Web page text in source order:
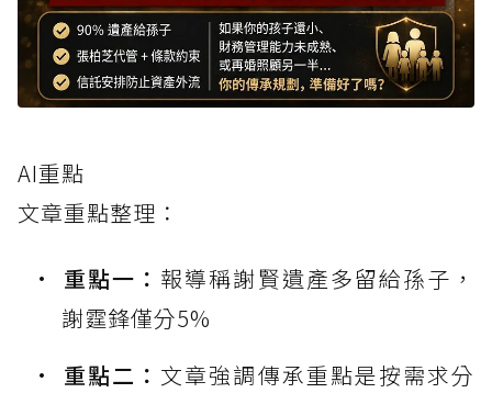
AI重點
文章重點整理：
重點一： 報導稱謝賢遺產多留給孫子，
謝霆鋒僅分5%
重點二： 文章強調傳承重點是按需求分